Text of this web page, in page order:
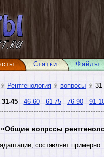
Файлы
Статьи
Рентгенология вопросы
31-45 46-60 61-75 76-90 91-
«Общие вопросы
составляет примерно